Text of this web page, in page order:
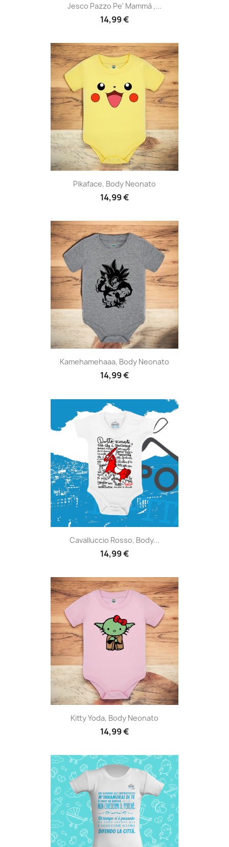
Jesco Pazzo Pe' Mammà ,...
14,99 €
Pikaface, Body Neonato
14,99 €
Kamehamehaaa, Body Neonato
14,99 €
Cavalluccio Rosso, Body...
14,99 €
Kitty Yoda, Body Neonato
14,99 €